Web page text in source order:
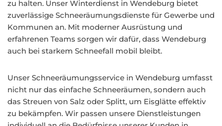
zu halten. Unser Winterdienst in Wendeburg bietet
zuverlässige Schneeräumungsdienste für Gewerbe und
Kommunen an. Mit moderner Ausrüstung und
erfahrenen Teams sorgen wir dafür, dass Wendeburg
auch bei starkem Schneefall mobil bleibt.
Unser Schneeräumungsservice in Wendeburg umfasst
nicht nur das einfache Schneeräumen, sondern auch
das Streuen von Salz oder Splitt, um Eisglätte effektiv
zu bekämpfen. Wir passen unsere Dienstleistungen